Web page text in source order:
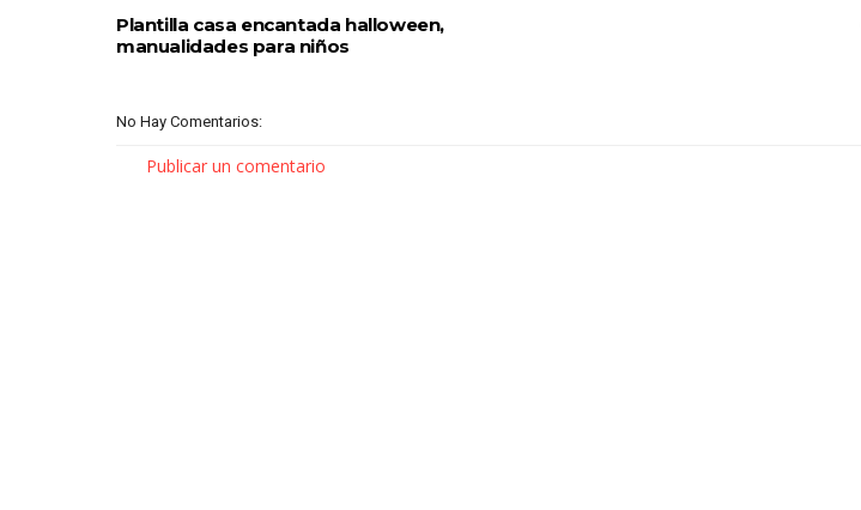
Plantilla casa encantada halloween,
manualidades para niños
No Hay Comentarios:
Publicar un comentario